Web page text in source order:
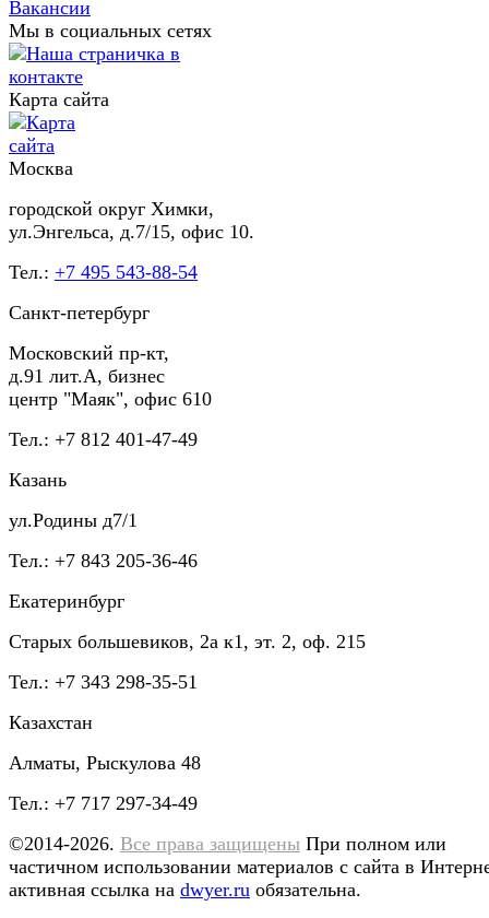
Мы в социальных сетях
Карта сайта
Москва
городской округ Химки,
ул.Энгельса, д.7/15, офис 10.
Тел.: +7 495 543-88-54
Санкт-петербург
Московский пр-кт,
д.91 лит.А, бизнес
центр "Маяк", офис 610
Тел.: +7 812 401-47-49
Казань
ул.Родины д7/1
Тел.: +7 843 205-36-46
Екатеринбург
Старых большевиков, 2а к1, эт. 2, оф. 215
Тел.: +7 343 298-35-51
Казахстан
Алматы, Рыскулова 48
Тел.: +7 717 297-34-49
©2014-2026. Все права защищены При полном или
частичном использовании материалов с сайта в
активная ссылка на dwyer.ru обязательна.